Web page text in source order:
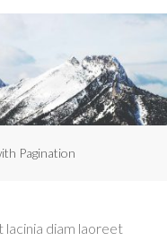
Pagination
lacinia diam laoreet